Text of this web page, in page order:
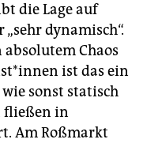
die Lage auf
dynamisch“.
Chaos
ist das ein
sonst statisch
fließen in
Am Roßmarkt